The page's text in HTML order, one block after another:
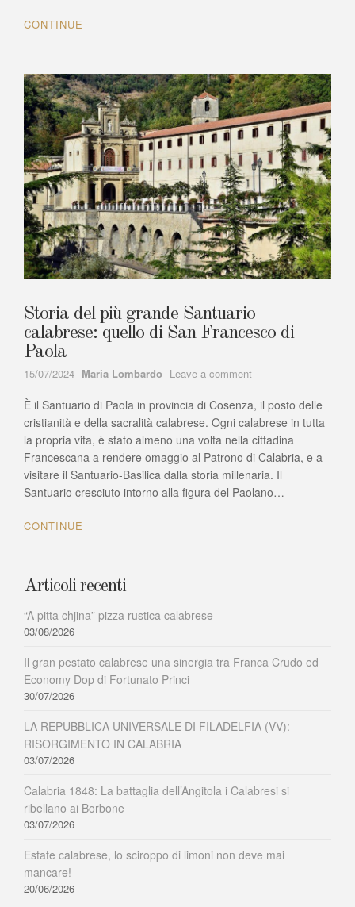
la
Calabria
CONTINUE
Storia del più grande Santuario
calabrese: quello di San Francesco di
Paola
15/07/2024 Author
Maria Lombardo Leave a comment
del
più
grande
Santuario
calabrese:
quello
di
È il Santuario di Paola in provincia di Cosenza, il posto delle
cristianità e della sacralità calabrese. Ogni calabrese in tutta
la propria vita, è stato almeno una volta nella cittadina
Francescana a rendere omaggio al Patrono di Calabria, e a
visitare il Santuario-Basilica dalla storia millenaria. Il
Santuario cresciuto intorno alla figura del Paolano…
CONTINUE
Articoli recenti
“A pitta chjina” pizza rustica calabrese
03/08/2026
Il gran pestato calabrese una sinergia tra Franca Crudo ed
Economy Dop di Fortunato Princi
30/07/2026
LA REPUBBLICA UNIVERSALE DI FILADELFIA (VV):
RISORGIMENTO IN CALABRIA
03/07/2026
Calabria 1848: La battaglia dell’Angitola i Calabresi si
ribellano ai Borbone
03/07/2026
Estate calabrese, lo sciroppo di limoni non deve mai
mancare!
20/06/2026